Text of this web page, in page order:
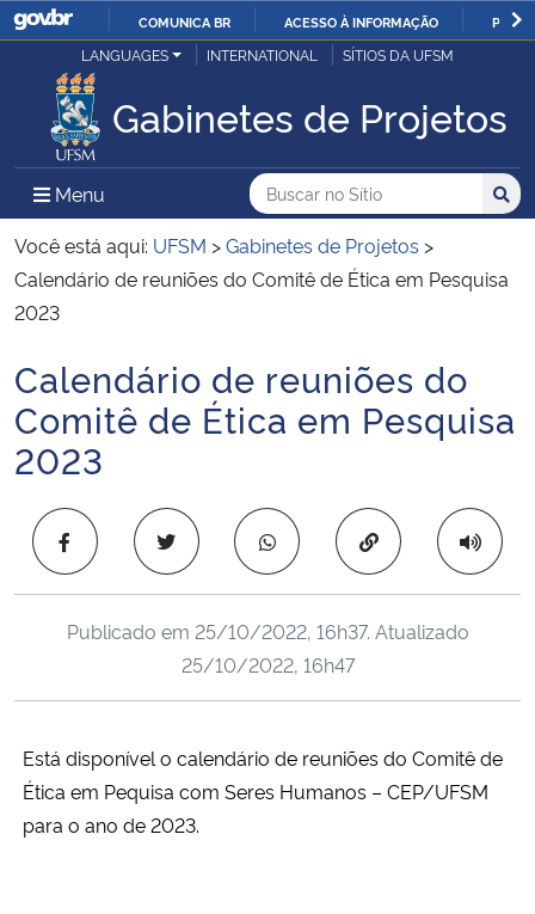
IR
O
COMUNICA BR ACESSO À INFORMAÇÃO
Ministério da Justiça e Segurança Pública
Ministério da Defesa
Ministério das Relações Exteriores
Ministério da Economia
Ministério da Infraestrutura
Ministério da Agricultura, Pecuária e Abastecimento
Ministério da Cidadania
Ministério do Meio Ambiente
LANGUAGES INTERNATIONAL SÍTIOS DA UFSM
Gabinetes de Projetos
Menu Menu Principal do Sítio
Busca
Buscar no no Sítio
Busca:
Você está aqui: UFSM >Gabinetes de Projetos >
Calendário de reuniões do Comitê de Ética em Pesquisa
2023
Início do conteúdo
Calendário de reuniões do
Comitê de Ética em Pesquisa
2023
Copiar para área
Publicado em 25/10/2022, 16h37. Atualizado
25/10/2022, 16h47
Está disponível o calendário de reuniões do Comitê de
Ética em Pequisa com Seres Humanos – CEP/UFSM
para o ano de 2023.